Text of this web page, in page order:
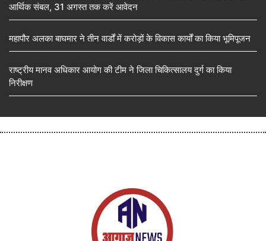
आर्थिक संबल, 31 अगस्त तक करें आवेदन
महापौर अलका बाघमार ने तीन वार्डों में करोड़ों के विकास कार्यों का किया भूमिपूजन
राष्ट्रीय मानव अधिकार आयोग की टीम ने जिला चिकित्सालय दुर्ग का किया
निरीक्षण